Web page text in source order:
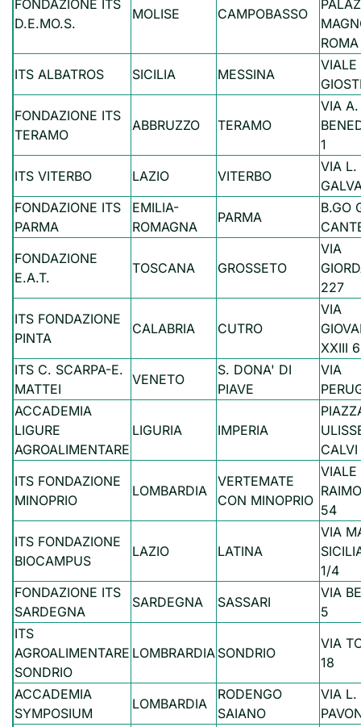
FONDAZIONE ITS
D.E.MO.S.
MOLISE CAMPOBASSO
ITS ALBATROS
SICILIA MESSINA
VIALE
FONDAZIONE ITS
TERAMO
ABBRUZZO TERAMO
VIA
1
ITS VITERBO
LAZIO VITERBO
VIA L.
FONDAZIONE ITS
PARMA
EMILIA-
ROMAGNA
PARMA
B.GO
FONDAZIONE
E.A.T.
TOSCANA GROSSETO
VIA
227
ITS FONDAZIONE
PINTA
CALABRIA CUTRO
VIA
XXIII
ITS C. SCARPA-E.
MATTEI
VENETO
S. DONA' DI
PIAVE
VIA
ACCADEMIA
LIGURE
AGROALIMENTARE
LIGURIA IMPERIA
ITS FONDAZIONE
MINOPRIO
LOMBARDIA
VERTEMATE
CON MINOPRIO
VIALE
54
ITS FONDAZIONE
BIOCAMPUS
LAZIO LATINA
VIA
1/4
FONDAZIONE ITS
SARDEGNA
SARDEGNA SASSARI
VIA
5
ITS
AGROALIMENTARE
SONDRIO
LOMBRARDIA SONDRIO
VIA
18
ACCADEMIA
SYMPOSIUM
LOMBARDIA
RODENGO
SAIANO
VIA L.